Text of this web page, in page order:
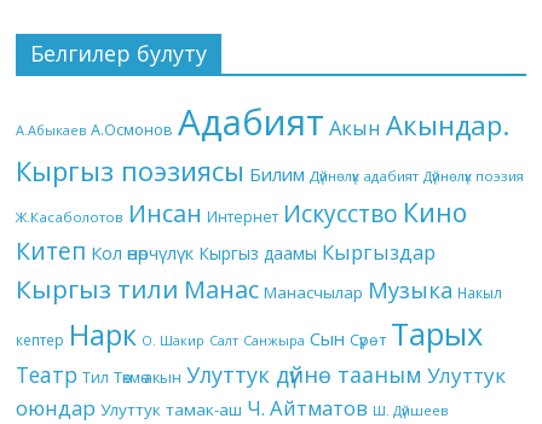
Белгилер булуту
А.Абыкаев А.Осмонов Адабият Акын Акындар.
Кыргыз поэзиясы Билим Дүйнөлүк адабият Дүйнөлүк поэзия
Ж.Касаболотов Инсан Интернет Искусство Кино
Китеп Кол өнөрчүлүк Кыргыз даамы Кыргыздар
Кыргыз тили Манас Манасчылар Музыка Накыл
кептер Нарк О. Шакир Салт Санжыра Сын Сүрөт Тарых
Театр Тил Төкмө акын Улуттук дүйнө тааным Улуттук
оюндар Улуттук тамак-аш Ч. Айтматов Ш. Дүйшеев